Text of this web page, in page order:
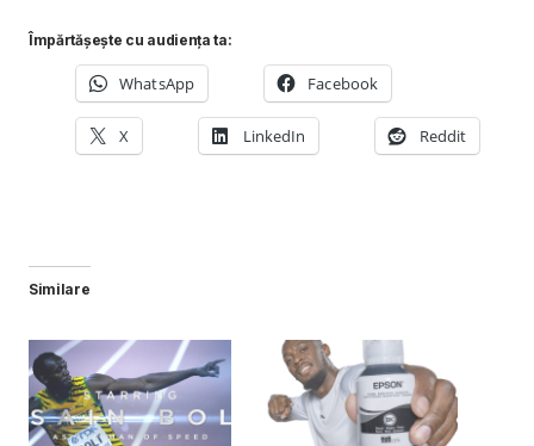
Împărtășește cu audiența ta:
WhatsApp Facebook
X LinkedIn Reddit
Similare